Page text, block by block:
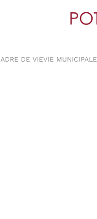
DE VIEVIE MUNICIPALE